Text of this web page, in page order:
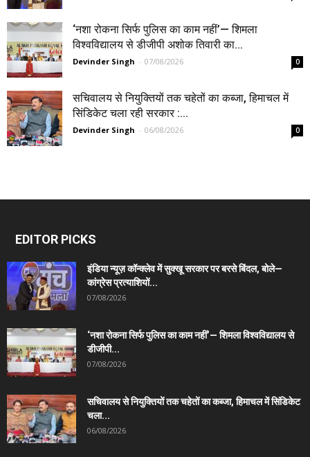
‘नशा रोकना सिर्फ पुलिस का काम नहीं’— शिमला
विश्वविद्यालय से डीजीपी अशोक तिवारी का...
Devinder Singh - 07/08/2026 0
सचिवालय से नियुक्तियों तक चहेतों का कब्जा, हिमाचल में
सिंडिकेट चला रही सरकार :...
Devinder Singh - 06/08/2026 0
EDITOR PICKS
इंडिया न्यूज़ कॉन्क्लेव में सुक्खू सरकार पर बरसे बिंदल, बोले—
कांग्रेस प्रत्याशियों...
07/08/2026
‘नशा रोकना सिर्फ पुलिस का काम नहीं’— शिमला विश्वविद्यालय से
डीजीपी...
07/08/2026
सचिवालय से नियुक्तियों तक चहेतों का कब्जा, हिमाचल में सिंडिकेट
चला...
06/08/2026